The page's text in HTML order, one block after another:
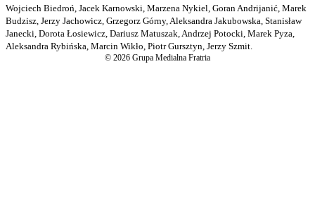
Wojciech Biedroń, Jacek Karnowski, Marzena Nykiel, Goran Andrijanić, Marek
Budzisz, Jerzy Jachowicz, Grzegorz Górny, Aleksandra Jakubowska, Stanisław
Janecki, Dorota Łosiewicz, Dariusz Matuszak, Andrzej Potocki, Marek Pyza,
Aleksandra Rybińska, Marcin Wikło, Piotr Gursztyn, Jerzy Szmit.
© 2026 Grupa Medialna Fratria